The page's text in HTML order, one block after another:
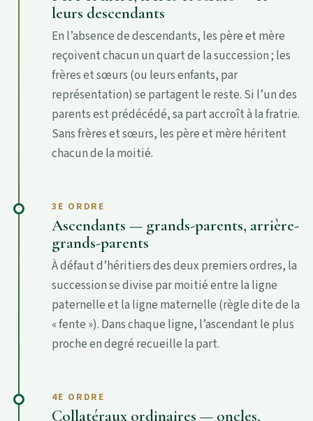
leurs descendants
En l’absence de descendants, les père et mère
reçoivent chacun un quart de la succession ; les
frères et sœurs (ou leurs enfants, par
représentation) se partagent le reste. Si l’un des
parents est prédécédé, sa part accroît à la fratrie.
Sans frères et sœurs, les père et mère héritent
chacun de la moitié.
3E ORDRE
Ascendants — grands-parents, arrière-
grands-parents
À défaut d’héritiers des deux premiers ordres, la
succession se divise par moitié entre la ligne
paternelle et la ligne maternelle (règle dite de la
« fente »). Dans chaque ligne, l’ascendant le plus
proche en degré recueille la part.
4E ORDRE
Collatéraux ordinaires — oncles,